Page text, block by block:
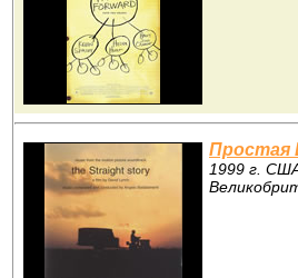
Простая
1999 г.